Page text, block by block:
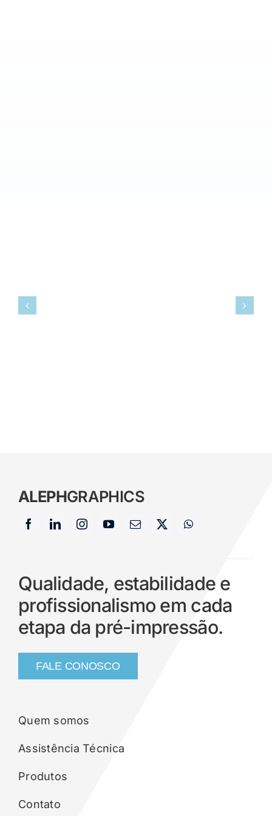
ALEPHGRAPHICS
Qualidade, estabilidade e
profissionalismo em cada
etapa da pré-impressão.
FALE CONOSCO
Quem somos
Assistência Técnica
Produtos
Contato